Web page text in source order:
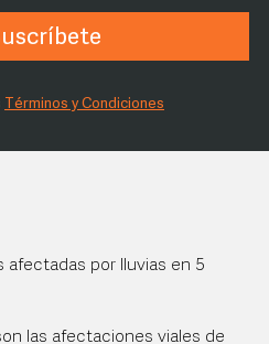
Términos y Condiciones
afectadas por lluvias en 5
las afectaciones viales de